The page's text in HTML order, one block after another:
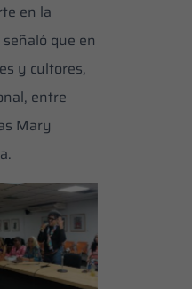
en la
que en
y cultores,
entre
Mary
de
la jornada